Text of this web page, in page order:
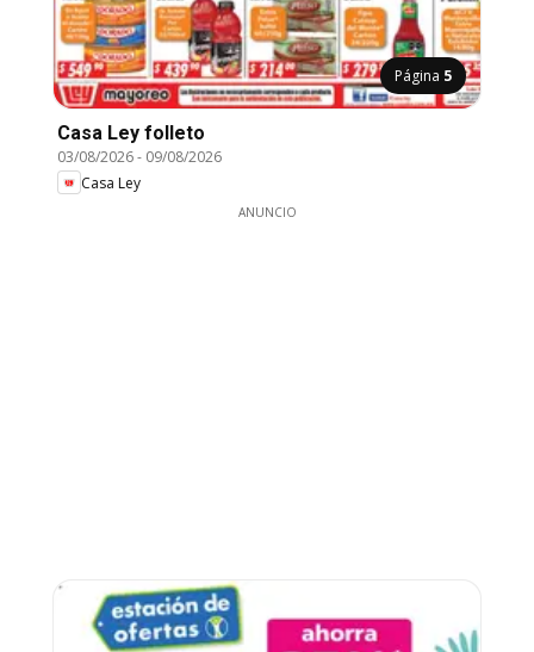
Página 5
Casa Ley folleto
03/08/2026- 09/08/2026
Casa Ley
ANUNCIO